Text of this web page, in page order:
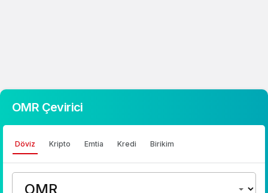
OMR Çevirici
Döviz Kripto Emtia Kredi Birikim